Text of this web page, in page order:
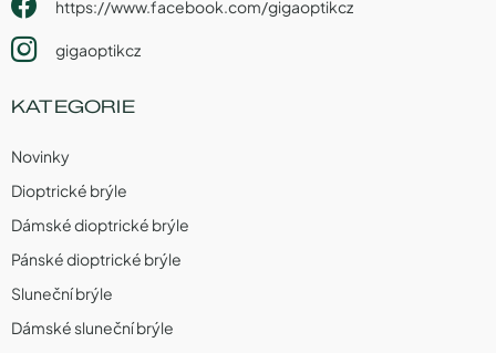
https://www.facebook.com/gigaoptikcz
gigaoptikcz
KATEGORIE
Novinky
Dioptrické brýle
Dámské dioptrické brýle
Pánské dioptrické brýle
Sluneční brýle
Dámské sluneční brýle